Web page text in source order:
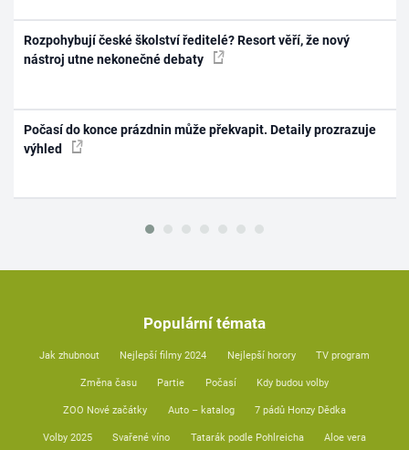
Rozpohybují české školství ředitelé? Resort věří, že nový
nástroj utne nekonečné debaty
Počasí do konce prázdnin může překvapit. Detaily prozrazuje
výhled
Populární témata
Jak zhubnout Nejlepší filmy 2024 Nejlepší horory TV program
Změna času Partie Počasí Kdy budou volby
ZOO Nové začátky Auto – katalog 7 pádů Honzy Dědka
Volby 2025 Svařené víno Tatarák podle Pohlreicha Aloe vera